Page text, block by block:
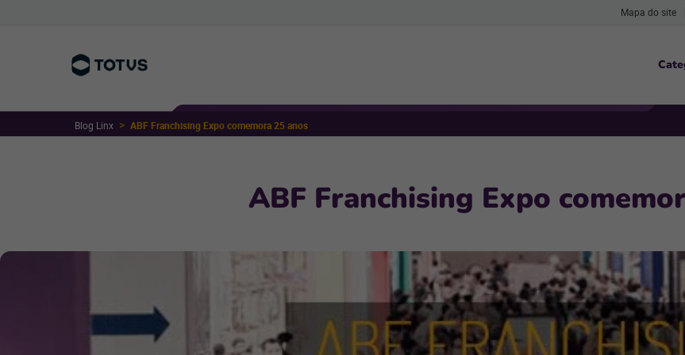
Mapa do site
Blog Linx ABF Franchising Expo comemora 25 anos
ABF Franchising Expo